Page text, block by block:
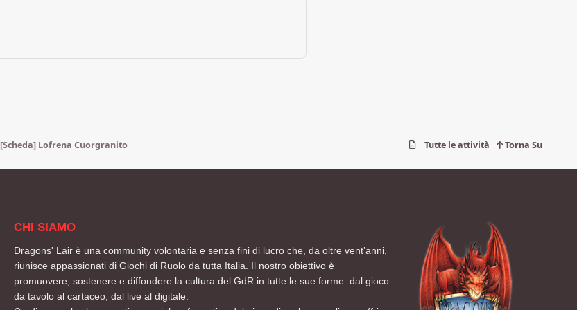
[Scheda] Lofrena Cuorgranito Tutte le attività Torna Su
CHI SIAMO
Dragons' Lair è una community volontaria e senza fini di lucro che, da oltre vent’anni,
riunisce appassionati di Giochi di Ruolo da tutta Italia. Il nostro obiettivo è
promuovere, sostenere e diffondere la cultura del GdR in tutte le sue forme: dal gioco
da tavolo al cartaceo, dal live al digitale.